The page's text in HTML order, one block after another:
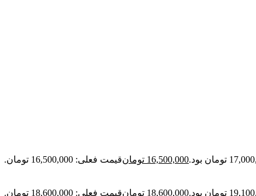
16,500,000 تومانقیمت فعلی: 16,500,000 تومان.
18,600,000 تومانقیمت فعلی: 18,600,000 تومان.